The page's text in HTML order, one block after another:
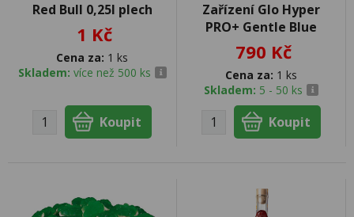
Red Bull 0,25l plech
1 Kč
Cena za: 1 ks
Skladem: více než 500 ks
Zařízení Glo Hyper
PRO+ Gentle Blue
790 Kč
Cena za: 1 ks
Skladem: 5 - 50 ks